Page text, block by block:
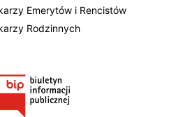
Emerytów i Rencistów
Rodzinnych